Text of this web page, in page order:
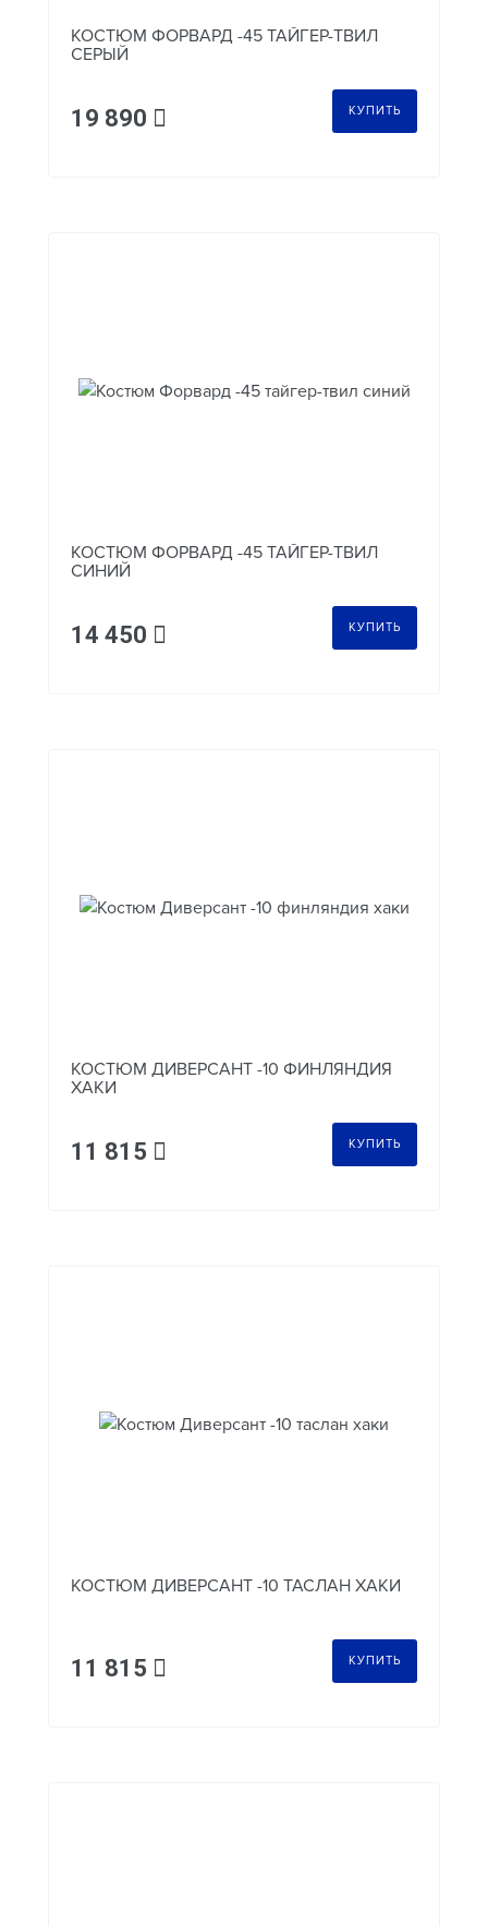
КОСТЮМ ФОРВАРД -45 ТАЙГЕР-ТВИЛ
СЕРЫЙ
19 890 КУПИТЬ
КОСТЮМ ФОРВАРД -45 ТАЙГЕР-ТВИЛ
СИНИЙ
14 450 КУПИТЬ
КОСТЮМ ДИВЕРСАНТ -10 ФИНЛЯНДИЯ
ХАКИ
11 815 КУПИТЬ
КОСТЮМ ДИВЕРСАНТ -10 ТАСЛАН ХАКИ
11 815 КУПИТЬ